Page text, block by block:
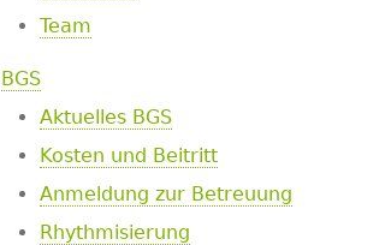
Team
BGS
Aktuelles BGS
Kosten und Beitritt
Anmeldung zur Betreuung
Rhythmisierung